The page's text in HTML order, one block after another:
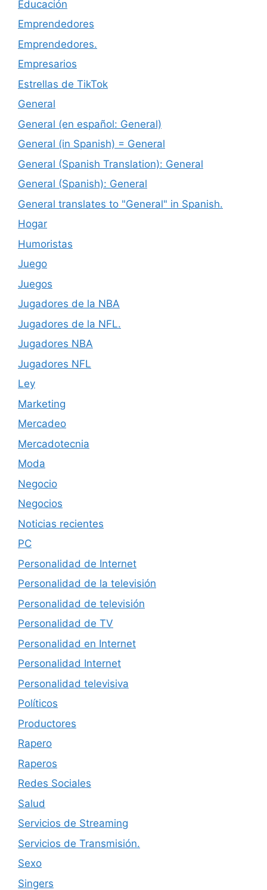
Educación
Emprendedores
Emprendedores.
Empresarios
Estrellas de TikTok
General
General (en español: General)
General (in Spanish) = General
General (Spanish Translation): General
General (Spanish): General
General translates to "General" in Spanish.
Hogar
Humoristas
Juego
Juegos
Jugadores de la NBA
Jugadores de la NFL.
Jugadores NBA
Jugadores NFL
Ley
Marketing
Mercadeo
Mercadotecnia
Moda
Negocio
Negocios
Noticias recientes
PC
Personalidad de Internet
Personalidad de la televisión
Personalidad de televisión
Personalidad de TV
Personalidad en Internet
Personalidad Internet
Personalidad televisiva
Políticos
Productores
Rapero
Raperos
Redes Sociales
Salud
Servicios de Streaming
Servicios de Transmisión.
Sexo
Singers